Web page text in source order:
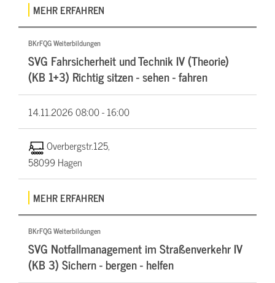
MEHR ERFAHREN
BKrFQG Weiterbildungen
SVG Fahrsicherheit und Technik IV (Theorie)
(KB 1+3) Richtig sitzen - sehen - fahren
14.11.202608:00 - 16:00
Overbergstr.125,
58099 Hagen
MEHR ERFAHREN
BKrFQG Weiterbildungen
SVG Notfallmanagement im Straßenverkehr IV
(KB 3) Sichern - bergen - helfen